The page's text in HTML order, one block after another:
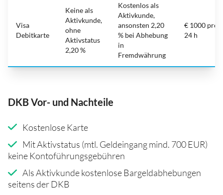
Visa
Debitkarte
Keine als
Aktivkunde,
ohne
Aktivstatus
2,20 %
Kostenlos als
Aktivkunde,
ansonsten 2,20
% bei Abhebung
in
Fremdwährung
€ 1000 pro
24 h
DKB Vor- und Nachteile
Kostenlose Karte
Mit Aktivstatus (mtl. Geldeingang mind. 700 EUR)
keine Kontoführungsgebühren
Als Aktivkunde kostenlose Bargeldabhebungen
seitens der DKB